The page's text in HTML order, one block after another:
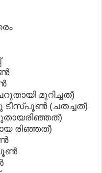
മുറിച്ചത്‌)
ടീസ്‌പൂണ്‍ (ചതച്ചത്‌)
രിഞ്ഞത്‌)